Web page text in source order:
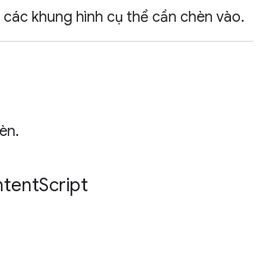
các khung hình cụ thể cần chèn vào.
Script